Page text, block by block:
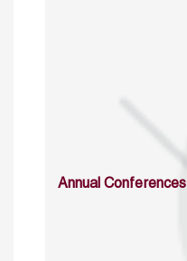
Annual Conferences